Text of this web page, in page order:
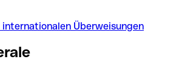
internationalen Überweisungen